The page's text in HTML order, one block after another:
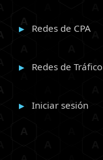
Redes de CPA
Redes de Tráfico
Iniciar sesión